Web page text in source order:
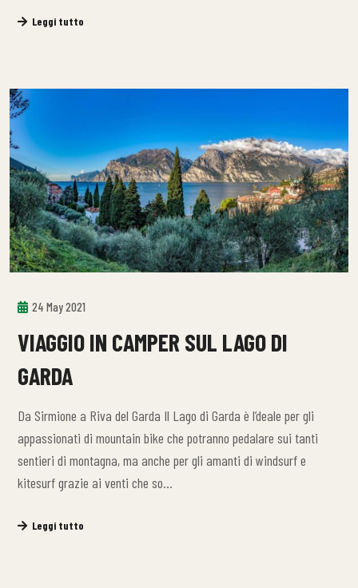
Leggi tutto
24 May 2021
VIAGGIO IN CAMPER SUL LAGO DI
GARDA
Da Sirmione a Riva del Garda Il Lago di Garda è l’deale per gli
appassionati di mountain bike che potranno pedalare sui tanti
sentieri di montagna, ma anche per gli amanti di windsurf e
kitesurf grazie ai venti che so…
Leggi tutto